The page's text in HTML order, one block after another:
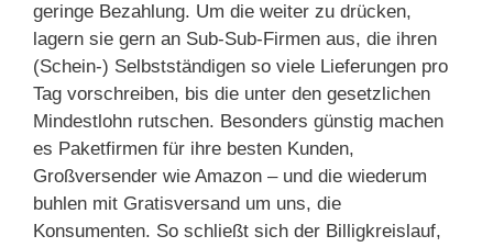
geringe Bezahlung. Um die weiter zu drücken,
lagern sie gern an Sub-Sub-Firmen aus, die ihren
(Schein-) Selbstständigen so viele Lieferungen pro
Tag vorschreiben, bis die unter den gesetzlichen
Mindestlohn rutschen. Besonders günstig machen
es Paketfirmen für ihre besten Kunden,
Großversender wie Amazon – und die wiederum
buhlen mit Gratisversand um uns, die
Konsumenten. So schließt sich der Billigkreislauf,